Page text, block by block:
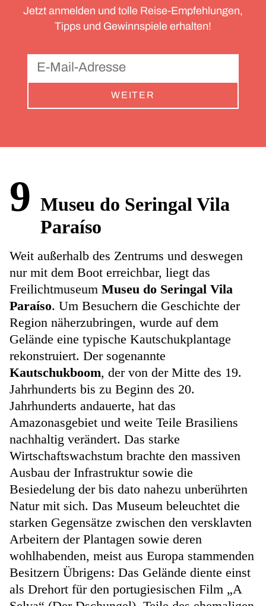
Jetzt anmelden und tolle Reise-Empfehlungen,
Tipps und Gewinnspiele erhalten!
WEITER
9 Museu do Seringal Vila
Paraíso
Weit außerhalb des Zentrums und deswegen
nur mit dem Boot erreichbar, liegt das
Freilichtmuseum Museu do Seringal Vila
Paraíso. Um Besuchern die Geschichte der
Region näherzubringen, wurde auf dem
Gelände eine typische Kautschukplantage
rekonstruiert. Der sogenannte
Kautschukboom, der von der Mitte des 19.
Jahrhunderts bis zu Beginn des 20.
Jahrhunderts andauerte, hat das
Amazonasgebiet und weite Teile Brasiliens
nachhaltig verändert. Das starke
Wirtschaftswachstum brachte den massiven
Ausbau der Infrastruktur sowie die
Besiedelung der bis dato nahezu unberührten
Natur mit sich. Das Museum beleuchtet die
starken Gegensätze zwischen den versklavten
Arbeitern der Plantagen sowie deren
wohlhabenden, meist aus Europa stammenden
Besitzern Übrigens: Das Gelände diente einst
als Drehort für den portugiesischen Film „A